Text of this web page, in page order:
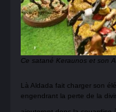
Ce satané Keraunos et son
Là Aldada fait charger son
engendrant la perte de la